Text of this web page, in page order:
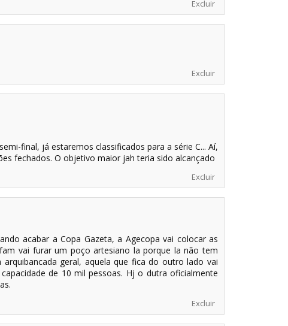
Excluir
Excluir
final, já estaremos classificados para a série C... Aí,
fechados. O objetivo maior jah teria sido alcançado
Excluir
acabar a Copa Gazeta, a Agecopa vai colocar as
vai furar um poço artesiano la porque la não tem
geral, aquela que fica do outro lado vai
de 10 mil pessoas. Hj o dutra oficialmente
Excluir